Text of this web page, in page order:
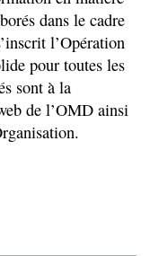
dans le cadre
l’Opération
pour toutes les
sont à la
de l’OMD ainsi